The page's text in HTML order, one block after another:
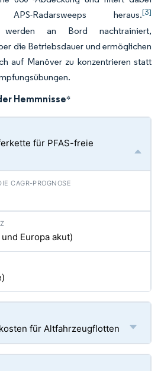
Radarsweeps heraus.[3]
werden an Bord nachtrainiert,
die Betriebsdauer und ermöglichen
auf Manöver zu konzentrieren statt
Hemmnisse*
für PFAS-freie
Europa akut)
für Altfahrzeugflotten